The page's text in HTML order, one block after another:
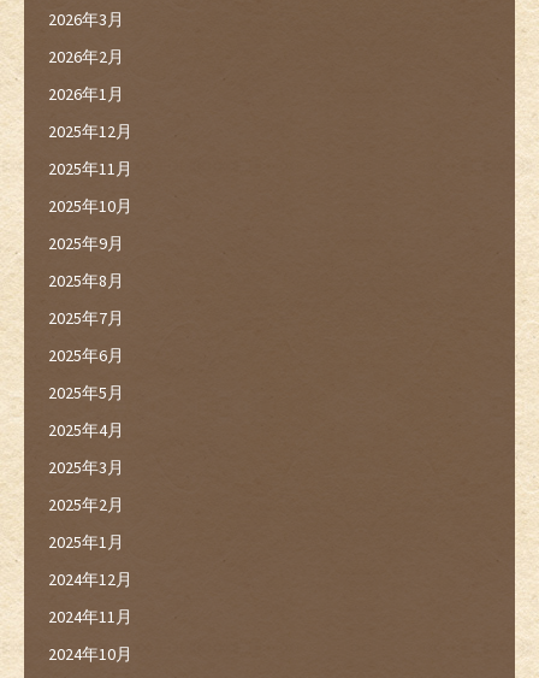
2026年3月
2026年2月
2026年1月
2025年12月
2025年11月
2025年10月
2025年9月
2025年8月
2025年7月
2025年6月
2025年5月
2025年4月
2025年3月
2025年2月
2025年1月
2024年12月
2024年11月
2024年10月